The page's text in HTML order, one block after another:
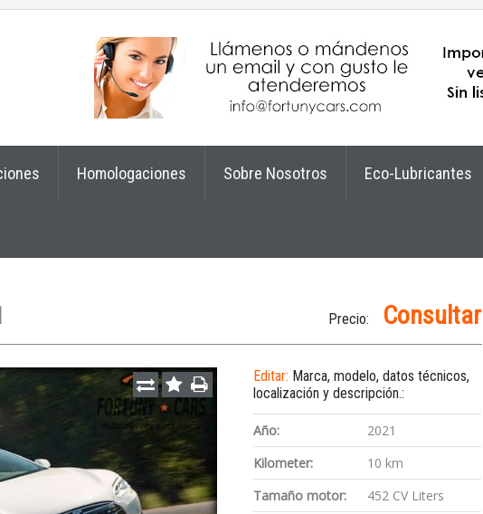
Homologaciones Sobre Nosotros Eco-Lubricantes
Precio: Consultar
Editar: Marca, modelo, datos técnicos,
localización y descripción.:
Año:
2021
Kilometer:
10 km
Tamaño motor:
452 CV Liters